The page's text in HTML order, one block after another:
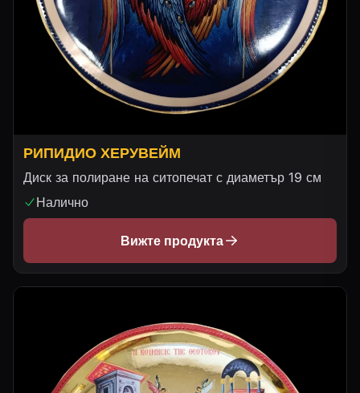
РИПИДИО ХЕРУВЕЙМ
Диск за полиране на ситопечат с диаметър 19 см
Налично
Вижте продукта